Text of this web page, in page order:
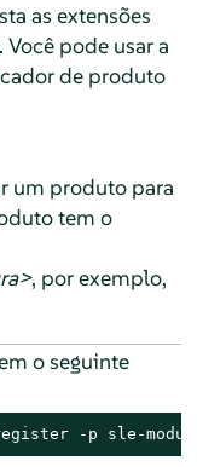
as extensões
pode usar a
de produto
um produto para
tem o
, por exemplo,
o seguinte
-p sle-